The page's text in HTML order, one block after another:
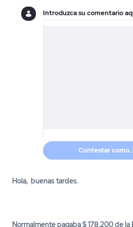
Introduzca su comentario
Contestar
Hola, buenas tardes.
Normalmente pagaba $ 178.200 de la